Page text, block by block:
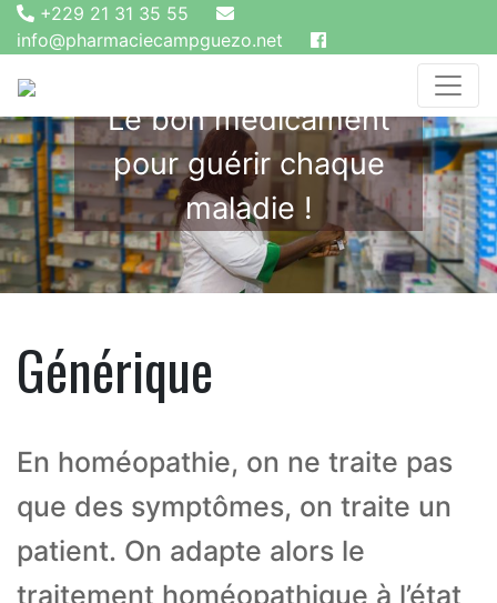
+229 21 31 35 55
info@pharmaciecampguezo.net
Le bon médicament
pour guérir chaque
maladie !
Générique
En homéopathie, on ne traite pas
que des symptômes, on traite un
patient. On adapte alors le
traitement homéopathique à l’état